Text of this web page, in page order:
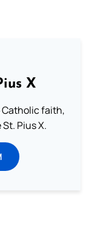
X
Catholic faith,
Pius X.